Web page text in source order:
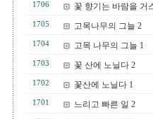
1706 꽃 향기는 바람을 거
1705 고목나무의 그늘 2
1704 고목 나무의 그늘 1
1703 꽃 산에 노닐다 2
1702 꽃산에 노닐다 1
1701 느리고 빠른 일 2